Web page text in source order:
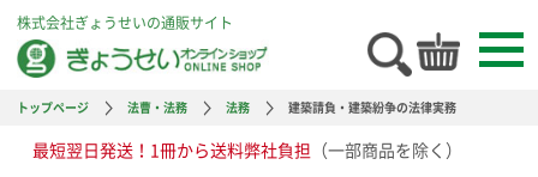
株式会社ぎょうせいの通販サイト
トップページ 法曹・法務 法務 建築請負・建築紛争の法律実務
最短翌日発送！1冊から送料弊社負担 （一部商品を除く）